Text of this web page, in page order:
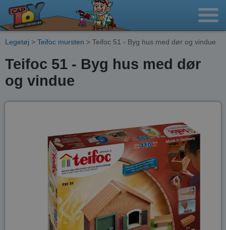
Legetøj > Teifoc mursten > Teifoc 51 - Byg hus med dør og vindue
Teifoc 51 - Byg hus med dør
og vindue